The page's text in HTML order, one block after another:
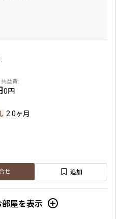
築
年以内
年以内
分以内
0円
2.0ヶ月
せ 追加
屋を表示